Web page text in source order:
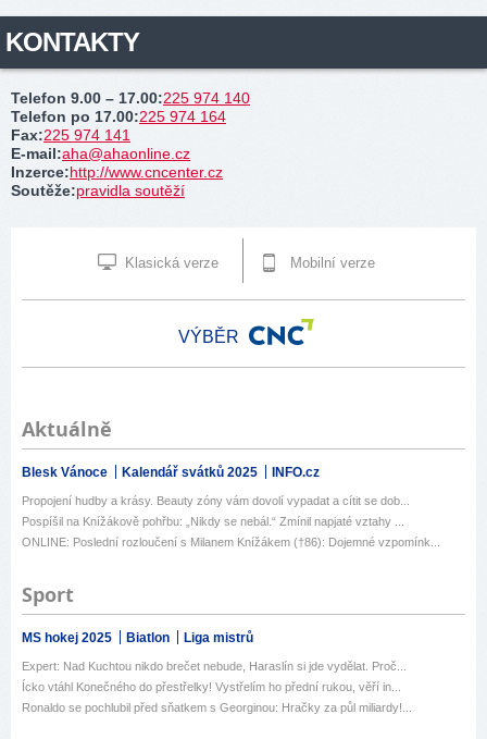
KONTAKTY
Telefon 9.00 – 17.00:225 974 140
Telefon po 17.00:225 974 164
Fax:225 974 141
E-mail:aha@ahaonline.cz
Inzerce:http://www.cncenter.cz
Soutěže:pravidla soutěží
Klasická verze Mobilní verze
VÝBĚR
Aktuálně
Blesk Vánoce Kalendář svátků 2025 INFO.cz
Propojení hudby a krásy. Beauty zóny vám dovolí vypadat a cítit se dob...
Pospíšil na Knížákově pohřbu: „Nikdy se nebál.“ Zmínil napjaté vztahy ...
ONLINE: Poslední rozloučení s Milanem Knížákem (†86): Dojemné vzpomínk...
Sport
MS hokej 2025 Biatlon Liga mistrů
Expert: Nad Kuchtou nikdo brečet nebude, Haraslín si jde vydělat. Proč...
Ícko vtáhl Konečného do přestřelky! Vystřelím ho přední rukou, věří in...
Ronaldo se pochlubil před sňatkem s Georginou: Hračky za půl miliardy!...